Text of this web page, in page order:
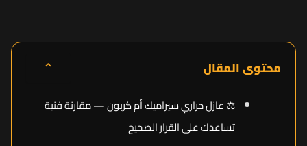
محتوى المقال ⌃
⚖️ عازل حراري سيراميك أم كربون — مقارنة فنية
تساعدك على القرار الصحيح